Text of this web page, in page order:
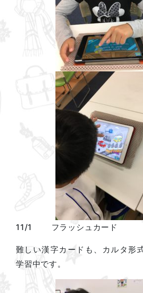
11/1 フラッシュカード
難しい漢字カードも、カルタ形
学習中です。